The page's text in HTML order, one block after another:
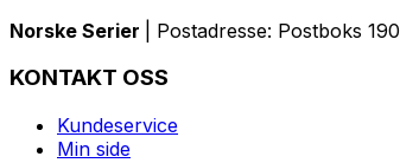
Norske Serier | Postadresse: Postboks
KONTAKT OSS
Kundeservice
Min side